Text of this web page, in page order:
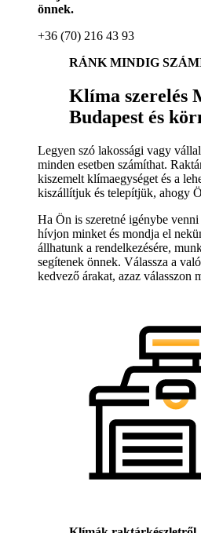
önnek.
+36 (70) 216 43 93
RÁNK MINDIG
Klíma szerelés
Budapest és
Legyen szó lakossági vagy
minden esetben számíthat.
kiszemelt klímaegységet és a
kiszállítjuk és telepítjük, ahogy
Ha Ön is szeretné igénybe
hívjon minket és mondja el
állhatunk a rendelkezésére,
segítenek önnek. Válassza a
kedvező árakat, azaz válasszon